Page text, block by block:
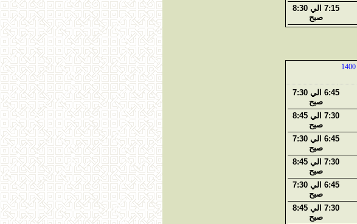
7:15 الي 8:30
صبح
6:45 الي 7:30
صبح
7:30 الي 8:45
صبح
6:45 الي 7:30
صبح
7:30 الي 8:45
صبح
6:45 الي 7:30
صبح
7:30 الي 8:45
صبح